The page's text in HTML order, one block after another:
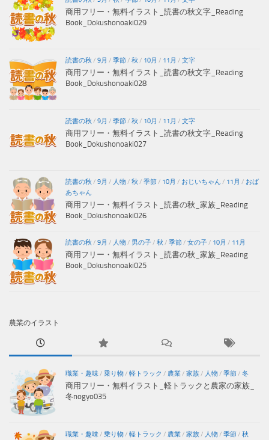
商用フリー・無料イラスト_読書の秋文字_Reading
Book_Dokushonoaki029
読書の秋 / 9月 / 季節/ 秋 / 10月 / 11月 / 文字
商用フリー・無料イラスト_読書の秋文字_Reading
Book_Dokushonoaki028
読書の秋 / 9月 / 季節/ 秋 / 10月 / 11月 / 文字
商用フリー・無料イラスト_読書の秋文字_Reading
Book_Dokushonoaki027
読書の秋 / 9月 / 人物/ 秋 / 季節/ 10月 / おじいちゃん / 11月 / おば
あちゃん
商用フリー・無料イラスト_読書の秋_家族_Reading
Book_Dokushonoaki026
読書の秋 / 9月 / 人物/ 男の子/ 秋 / 季節/ 女の子/ 10月 / 11月
商用フリー・無料イラスト_読書の秋_家族_Reading
Book_Dokushonoaki025
農業のイラスト
職業・趣味/ 乗り物/ 軽トラック / 農業/ 家族/ 人物/ 季節/ 冬
商用フリー・無料イラスト_軽トラックと農家の家族_
冬nogyo035
職業・趣味/ 乗り物/ 軽トラック / 農業/ 家族/ 人物/ 季節/ 秋